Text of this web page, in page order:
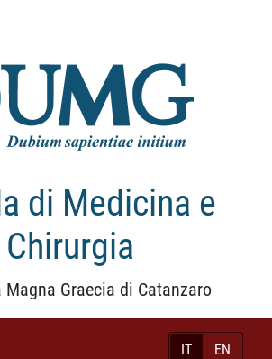
di Medicina e
Chirurgia
Magna Graecia di Catanzaro
IT EN